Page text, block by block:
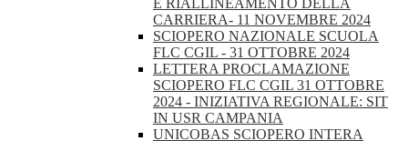
E RIALLINEAMENTO DELLA
CARRIERA- 11 NOVEMBRE 2024
SCIOPERO NAZIONALE SCUOLA
FLC CGIL - 31 OTTOBRE 2024
LETTERA PROCLAMAZIONE
SCIOPERO FLC CGIL 31 OTTOBRE
2024 - INIZIATIVA REGIONALE: SIT
IN USR CAMPANIA
UNICOBAS SCIOPERO INTERA